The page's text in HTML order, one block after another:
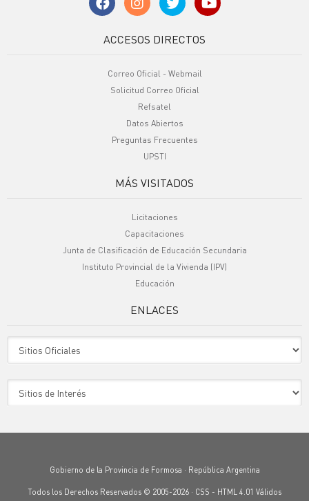
ACCESOS DIRECTOS
Correo Oficial - Webmail
Solicitud Correo Oficial
Refsatel
Datos Abiertos
Preguntas Frecuentes
UPSTI
MÁS VISITADOS
Licitaciones
Capacitaciones
Junta de Clasificación de Educación Secundaria
Instituto Provincial de la Vivienda (IPV)
Educación
ENLACES
Gobierno de la Provincia de Formosa · República Argentina
Todos los Derechos Reservados © 2005-2026 · CSS - HTML 4.01 Válidos